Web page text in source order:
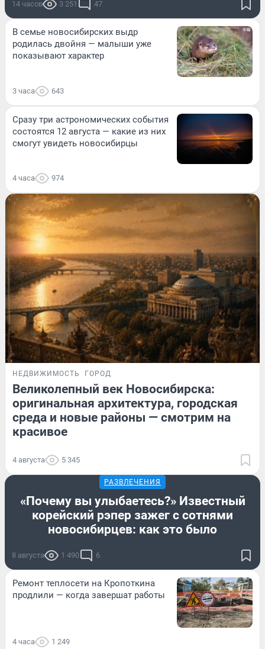
14 часов 3 251 47
В семье новосибирских выдр
родилась двойня — малыши уже
показывают характер
3 часа 643
Сразу три астрономических события
состоятся 12 августа — какие из них
смогут увидеть новосибирцы
4 часа 974
НЕДВИЖИМОСТЬ ГОРОД
Великолепный век Новосибирска:
оригинальная архитектура, городская
среда и новые районы — смотрим на
красивое
4 августа 5 345
РАЗВЛЕЧЕНИЯ
«Почему вы улыбаетесь?» Известный
корейский рэпер зажег с сотнями
новосибирцев: как это было
8 августа 1 490 6
Ремонт теплосети на Кропоткина
продлили — когда завершат работы
4 часа 1 249